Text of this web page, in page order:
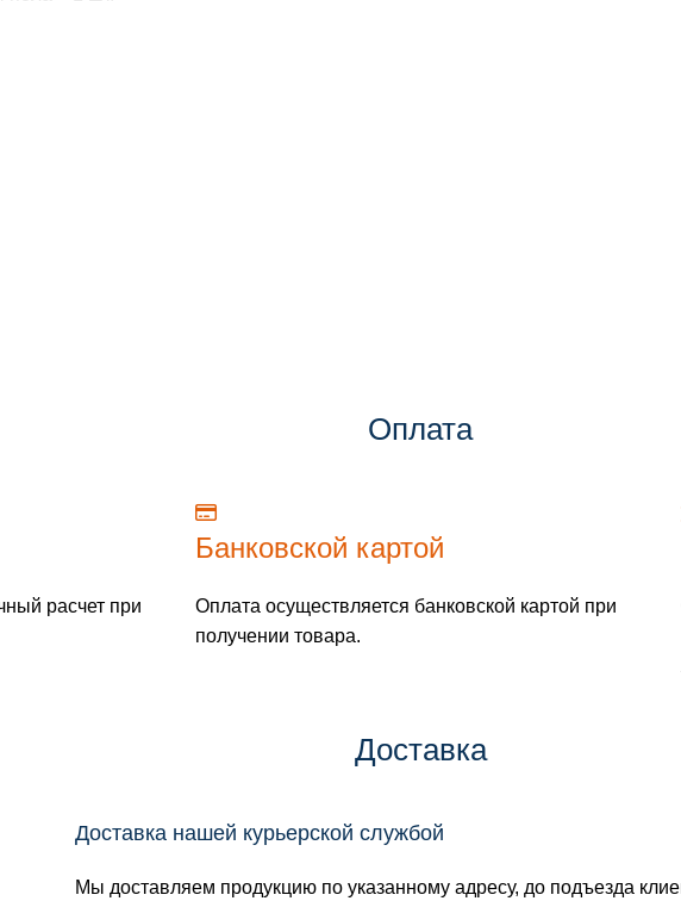
Оплата
расчет при
Банковской картой
Оплата осуществляется банковской картой при
получении товара.
Доставка
Доставка нашей курьерской службой
Мы доставляем продукцию по указанному адресу, до подъезда